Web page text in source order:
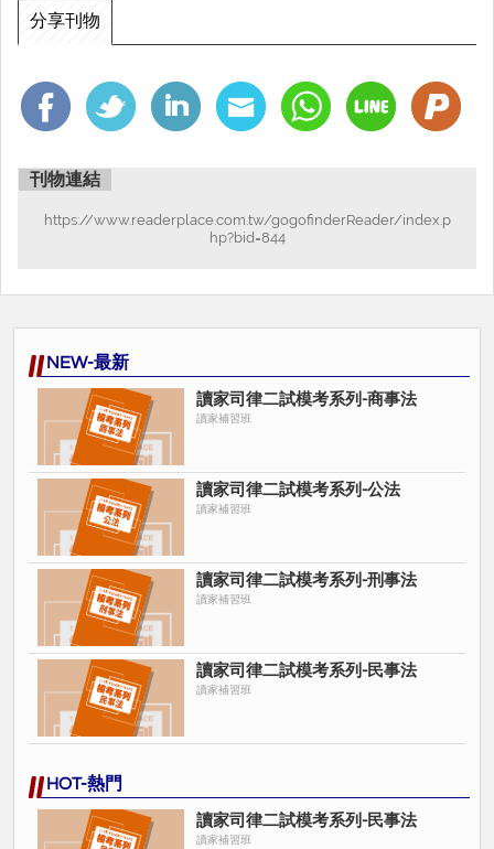
分享刊物
刊物連結
https://www.readerplace.com.tw/gogofinderReader/index.p
hp?bid=844
NEW-最新
讀家司律二試模考系列-商事法
讀家補習班
讀家司律二試模考系列-公法
讀家補習班
讀家司律二試模考系列-刑事法
讀家補習班
讀家司律二試模考系列-民事法
讀家補習班
HOT-熱門
讀家司律二試模考系列-民事法
讀家補習班